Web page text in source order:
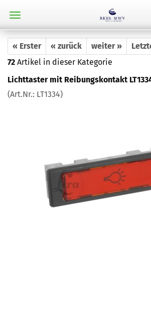
« Erster « zurück weiter »
72 Artikel in dieser Kategorie
Lichttaster mit Reibungskontakt
(Art.Nr.: LT1334)